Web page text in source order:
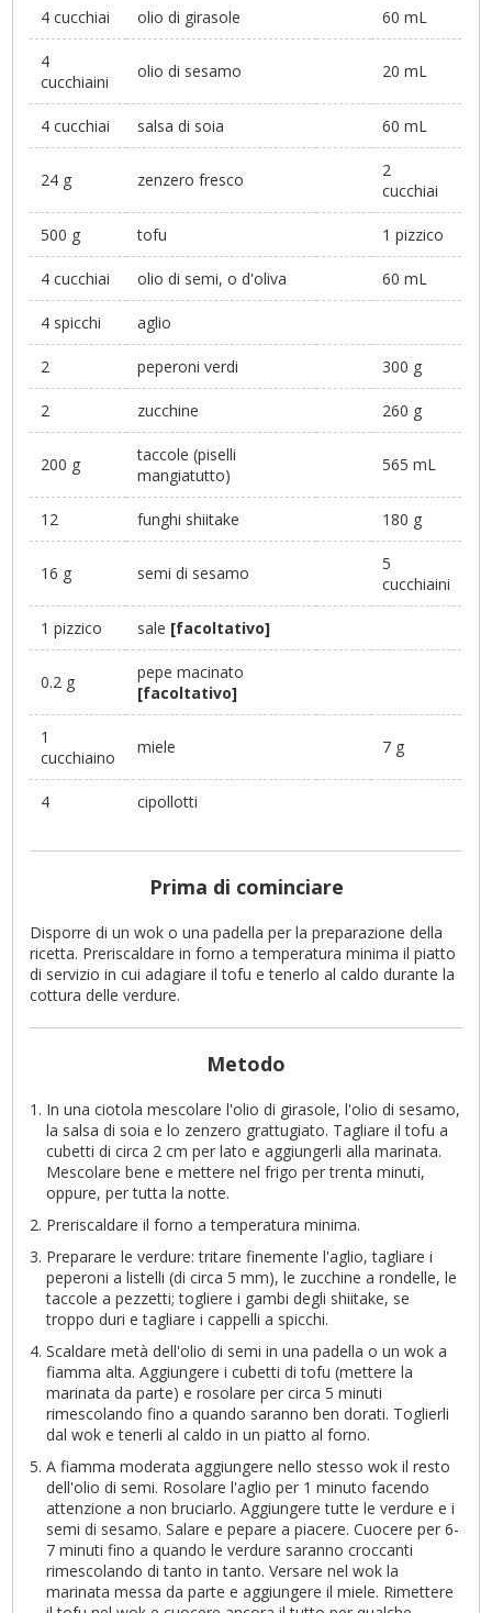
4 cucchiai olio di girasole 60 mL
4
cucchiaini
olio di sesamo 20 mL
4 cucchiai salsa di soia 60 mL
24 g zenzero fresco
2
cucchiai
500 g tofu 1 pizzico
4 cucchiai olio di semi, o d'oliva 60 mL
4 spicchi aglio
2 peperoni verdi 300 g
2 zucchine 260 g
200 g
taccole (piselli
mangiatutto)
565 mL
12 funghi shiitake 180 g
16 g semi di sesamo
5
cucchiaini
1 pizzico sale [facoltativo]
0.2 g
pepe macinato
[facoltativo]
1
cucchiaino
miele 7 g
4 cipollotti
Prima di cominciare
Disporre di un wok o una padella per la preparazione della
ricetta. Preriscaldare in forno a temperatura minima il piatto
di servizio in cui adagiare il tofu e tenerlo al caldo durante la
cottura delle verdure.
Metodo
In una ciotola mescolare l'olio di girasole, l'olio di sesamo,
la salsa di soia e lo zenzero grattugiato. Tagliare il tofu a
cubetti di circa 2 cm per lato e aggiungerli alla marinata.
Mescolare bene e mettere nel frigo per trenta minuti,
oppure, per tutta la notte.
Preriscaldare il forno a temperatura minima.
Preparare le verdure: tritare finemente l'aglio, tagliare i
peperoni a listelli (di circa 5 mm), le zucchine a rondelle, le
taccole a pezzetti; togliere i gambi degli shiitake, se
troppo duri e tagliare i cappelli a spicchi.
Scaldare metà dell'olio di semi in una padella o un wok a
fiamma alta. Aggiungere i cubetti di tofu (mettere la
marinata da parte) e rosolare per circa 5 minuti
rimescolando fino a quando saranno ben dorati. Toglierli
dal wok e tenerli al caldo in un piatto al forno.
A fiamma moderata aggiungere nello stesso wok il resto
dell'olio di semi. Rosolare l'aglio per 1 minuto facendo
attenzione a non bruciarlo. Aggiungere tutte le verdure e i
semi di sesamo. Salare e pepare a piacere. Cuocere per 6-
7 minuti fino a quando le verdure saranno croccanti
rimescolando di tanto in tanto. Versare nel wok la
marinata messa da parte e aggiungere il miele. Rimettere